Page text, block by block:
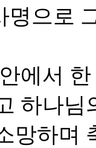
명으로
에서
하나님
망하며